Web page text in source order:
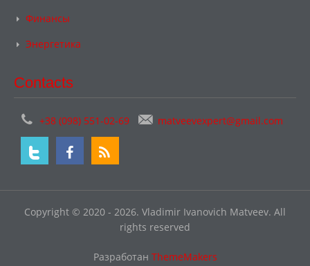
Финансы
Энергетика
Contacts
+38 (098) 551-02-69 matveevexpert@gmail.com
Copyright © 2020 - 2026. Vladimir Ivanovich Matveev. All
rights reserved
Разработан ThemeMakers